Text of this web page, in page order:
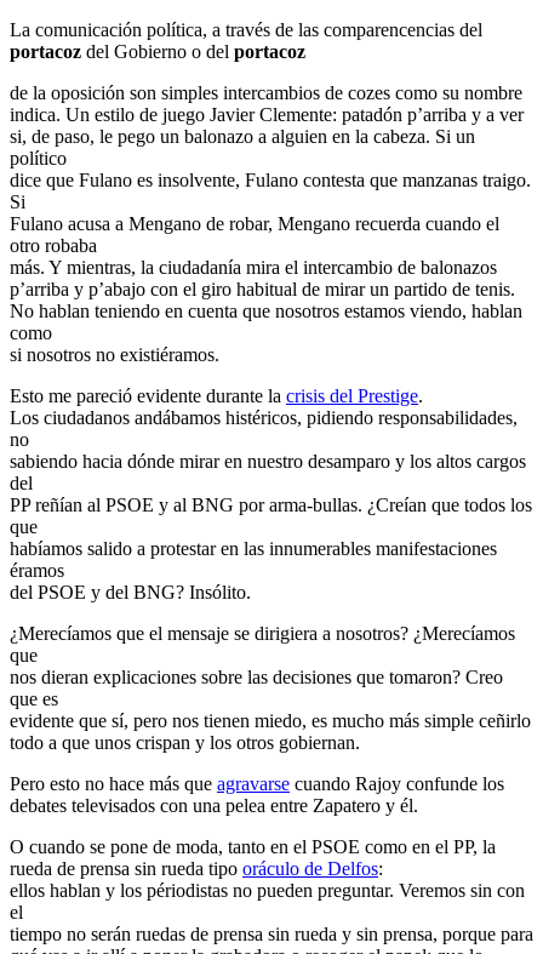
La comunicación política, a través de las comparencencias del
portacoz del Gobierno o del portacoz
de la oposición son simples intercambios de cozes como su nombre
indica. Un estilo de juego Javier Clemente: patadón p’arriba y a ver
si, de paso, le pego un balonazo a alguien en la cabeza. Si un
político
dice que Fulano es insolvente, Fulano contesta que manzanas traigo.
Si
Fulano acusa a Mengano de robar, Mengano recuerda cuando el
otro robaba
más. Y mientras, la ciudadanía mira el intercambio de balonazos
p’arriba y p’abajo con el giro habitual de mirar un partido de tenis.
No hablan teniendo en cuenta que nosotros estamos viendo, hablan
como
si nosotros no existiéramos.
Esto me pareció evidente durante la crisis del Prestige.
Los ciudadanos andábamos histéricos, pidiendo responsabilidades,
no
sabiendo hacia dónde mirar en nuestro desamparo y los altos cargos
del
PP reñían al PSOE y al BNG por arma-bullas. ¿Creían que todos los
que
habíamos salido a protestar en las innumerables manifestaciones
éramos
del PSOE y del BNG? Insólito.
¿Merecíamos que el mensaje se dirigiera a nosotros? ¿Merecíamos
que
nos dieran explicaciones sobre las decisiones que tomaron? Creo
que es
evidente que sí, pero nos tienen miedo, es mucho más simple ceñirlo
todo a que unos crispan y los otros gobiernan.
Pero esto no hace más que agravarse cuando Rajoy confunde los
debates televisados con una pelea entre Zapatero y él.
O cuando se pone de moda, tanto en el PSOE como en el PP, la
rueda de prensa sin rueda tipo oráculo de Delfos:
ellos hablan y los périodistas no pueden preguntar. Veremos sin con
el
tiempo no serán ruedas de prensa sin rueda y sin prensa, porque para